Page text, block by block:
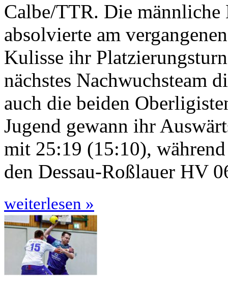
Calbe/TTR. Die männliche
absolvierte am
Kulisse ihr
nächstes Nachwuchsteam
auch die beiden
Jugend gewann ihr
mit 25:19 (15:10),
den Dessau-Roßlauer HV
weiterlesen »